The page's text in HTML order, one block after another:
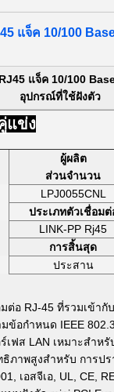
แจ็ค 10/100
แจ็ค 10/100
อุปกรณ์ที่ใช้ฝังตัว
แข่ง
ผู้ผลิต
ส่วนจำนวน
LPJ0055CNL
ประเภทตัวเชื่อมต่
LINK-PP Rj45
การสิ้นสุด
ประสาน
ต่อ RJ-45 ที่รวมเข้ากั
ข้อกำหนด IEEE
เฟส LAN เหมาะสำหรั
ธิภาพสูงสำหรับ การป
เอสจีเอ, UL, CE,